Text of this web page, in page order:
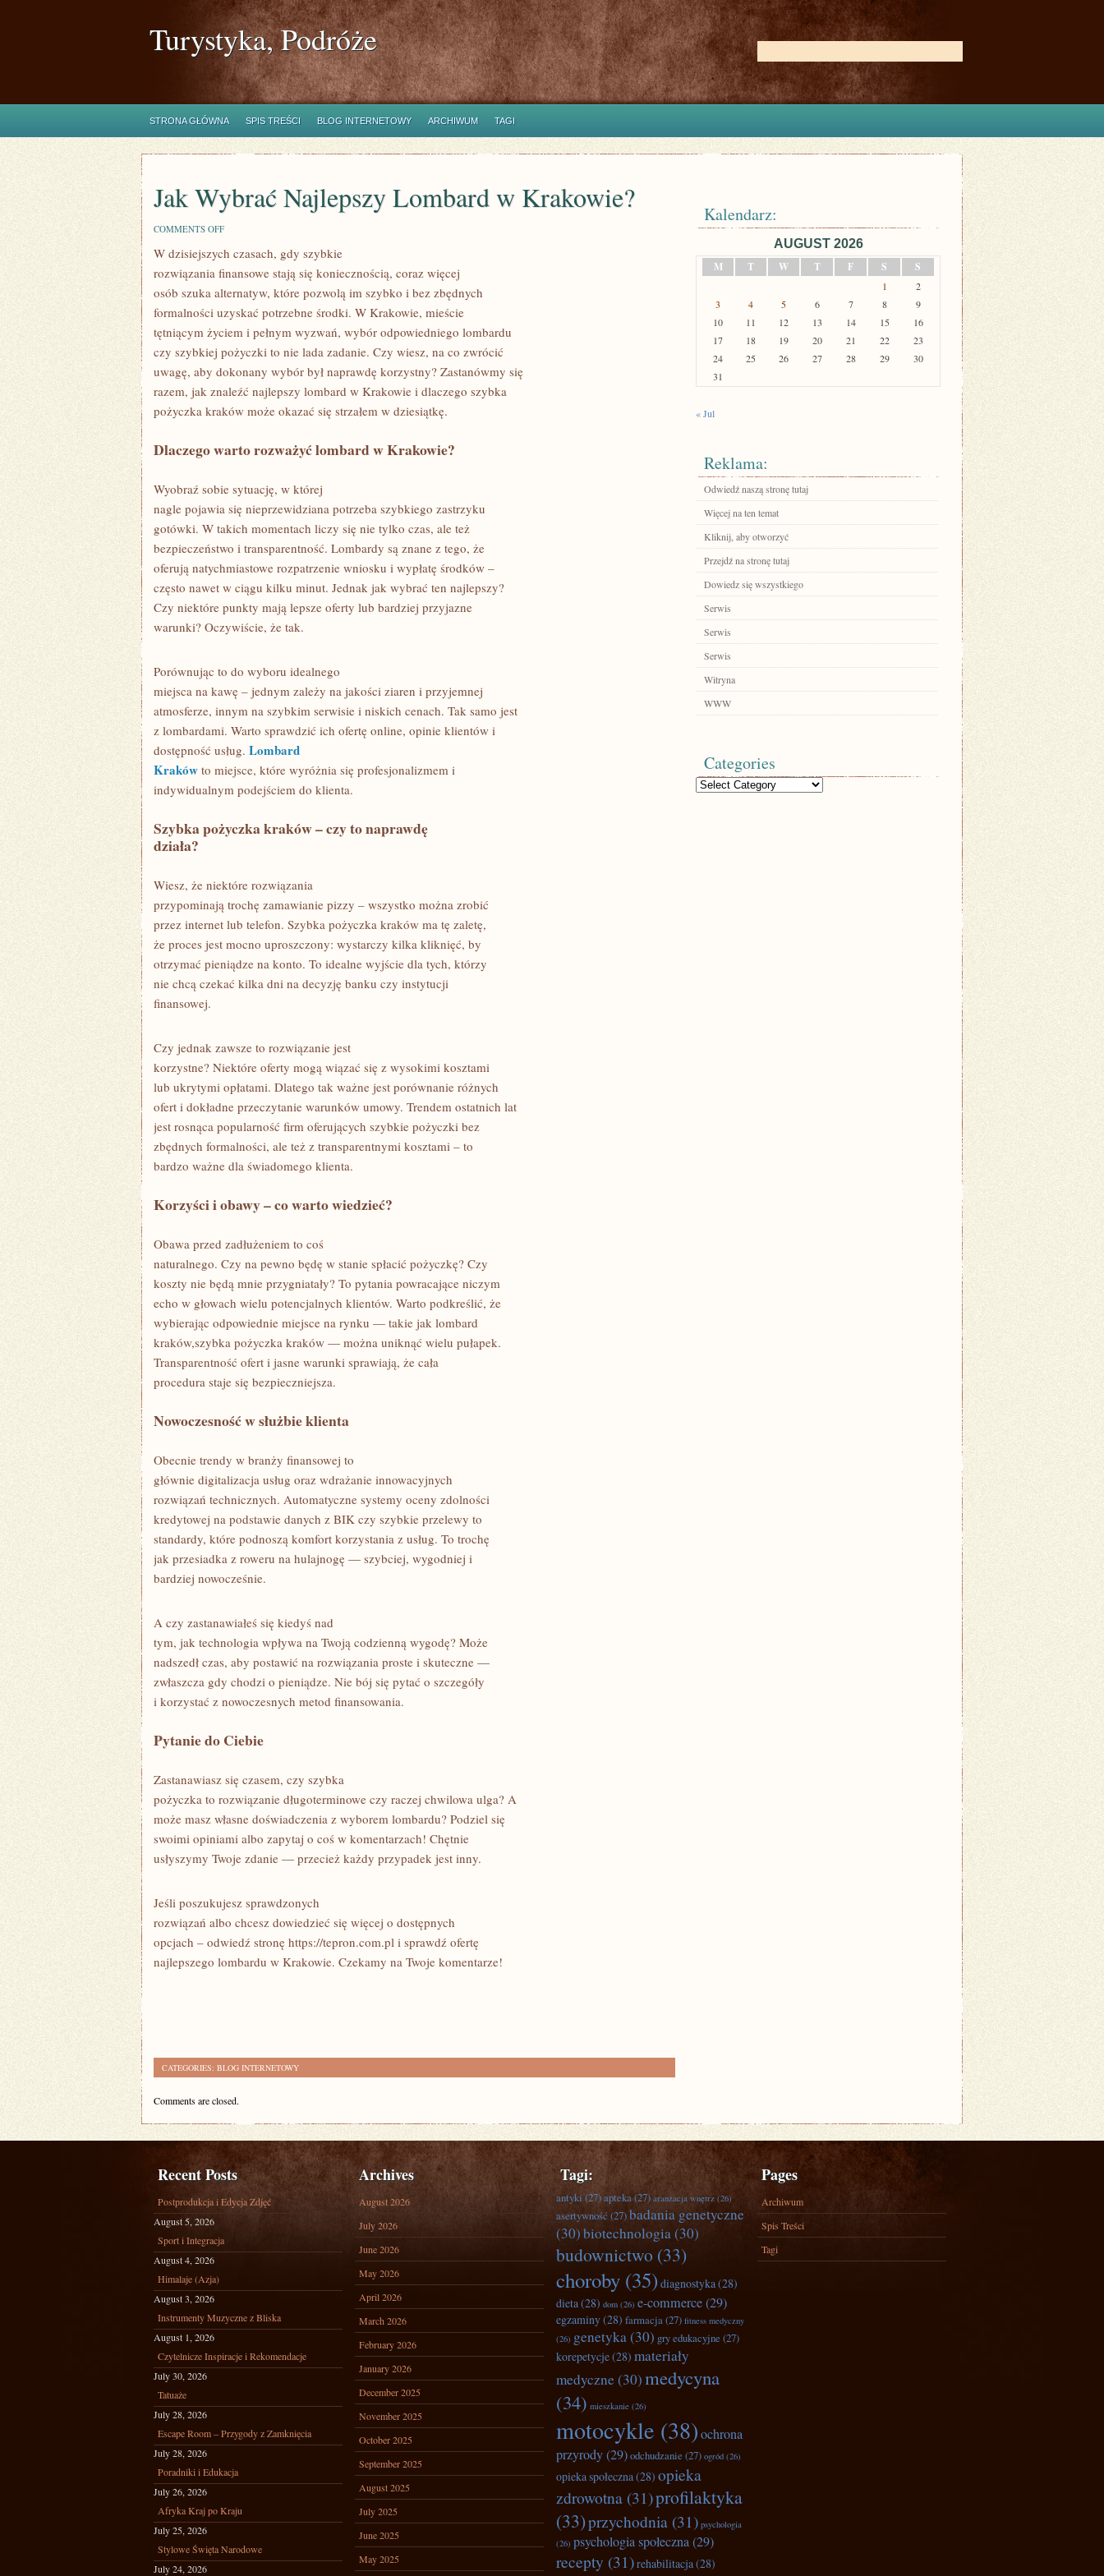
Turystyka, Podróże
STRONA GŁÓWNA SPIS TREŚCI BLOG INTERNETOWY ARCHIWUM TAGI
Jak Wybrać Najlepszy Lombard w Krakowie?
COMMENTS OFFON
WYBRAĆ
LOMBARD
W
KRAKOWIE?
W dzisiejszych czasach, gdy szybkie
rozwiązania finansowe stają się koniecznością, coraz więcej
osób szuka alternatyw, które pozwolą im szybko i bez zbędnych
formalności uzyskać potrzebne środki. W Krakowie, mieście
tętniącym życiem i pełnym wyzwań, wybór odpowiedniego lombardu
czy szybkiej pożyczki to nie lada zadanie. Czy wiesz, na co zwrócić
uwagę, aby dokonany wybór był naprawdę korzystny? Zastanówmy się
razem, jak znaleźć najlepszy lombard w Krakowie i dlaczego szybka
pożyczka kraków może okazać się strzałem w dziesiątkę.
Dlaczego warto rozważyć lombard w Krakowie?
Wyobraź sobie sytuację, w której
nagle pojawia się nieprzewidziana potrzeba szybkiego zastrzyku
gotówki. W takich momentach liczy się nie tylko czas, ale też
bezpieczeństwo i transparentność. Lombardy są znane z tego, że
oferują natychmiastowe rozpatrzenie wniosku i wypłatę środków –
często nawet w ciągu kilku minut. Jednak jak wybrać ten najlepszy?
Czy niektóre punkty mają lepsze oferty lub bardziej przyjazne
warunki? Oczywiście, że tak.
Porównując to do wyboru idealnego
miejsca na kawę – jednym zależy na jakości ziaren i przyjemnej
atmosferze, innym na szybkim serwisie i niskich cenach. Tak samo jest
z lombardami. Warto sprawdzić ich ofertę online, opinie klientów i
dostępność usług. Lombard
Kraków to miejsce, które wyróżnia się profesjonalizmem i
indywidualnym podejściem do klienta.
Szybka pożyczka kraków – czy to naprawdę
działa?
Wiesz, że niektóre rozwiązania
przypominają trochę zamawianie pizzy – wszystko można zrobić
przez internet lub telefon. Szybka pożyczka kraków ma tę zaletę,
że proces jest mocno uproszczony: wystarczy kilka kliknięć, by
otrzymać pieniądze na konto. To idealne wyjście dla tych, którzy
nie chcą czekać kilka dni na decyzję banku czy instytucji
finansowej.
Czy jednak zawsze to rozwiązanie jest
korzystne? Niektóre oferty mogą wiązać się z wysokimi kosztami
lub ukrytymi opłatami. Dlatego tak ważne jest porównanie różnych
ofert i dokładne przeczytanie warunków umowy. Trendem ostatnich lat
jest rosnąca popularność firm oferujących szybkie pożyczki bez
zbędnych formalności, ale też z transparentnymi kosztami – to
bardzo ważne dla świadomego klienta.
Korzyści i obawy – co warto wiedzieć?
Obawa przed zadłużeniem to coś
naturalnego. Czy na pewno będę w stanie spłacić pożyczkę? Czy
koszty nie będą mnie przygniatały? To pytania powracające niczym
echo w głowach wielu potencjalnych klientów. Warto podkreślić, że
wybierając odpowiednie miejsce na rynku — takie jak lombard
kraków,szybka pożyczka kraków — można uniknąć wielu pułapek.
Transparentność ofert i jasne warunki sprawiają, że cała
procedura staje się bezpieczniejsza.
Nowoczesność w służbie klienta
Obecnie trendy w branży finansowej to
głównie digitalizacja usług oraz wdrażanie innowacyjnych
rozwiązań technicznych. Automatyczne systemy oceny zdolności
kredytowej na podstawie danych z BIK czy szybkie przelewy to
standardy, które podnoszą komfort korzystania z usług. To trochę
jak przesiadka z roweru na hulajnogę — szybciej, wygodniej i
bardziej nowocześnie.
A czy zastanawiałeś się kiedyś nad
tym, jak technologia wpływa na Twoją codzienną wygodę? Może
nadszedł czas, aby postawić na rozwiązania proste i skuteczne —
zwłaszcza gdy chodzi o pieniądze. Nie bój się pytać o szczegóły
i korzystać z nowoczesnych metod finansowania.
Pytanie do Ciebie
Zastanawiasz się czasem, czy szybka
pożyczka to rozwiązanie długoterminowe czy raczej chwilowa ulga? A
może masz własne doświadczenia z wyborem lombardu? Podziel się
swoimi opiniami albo zapytaj o coś w komentarzach! Chętnie
usłyszymy Twoje zdanie — przecież każdy przypadek jest inny.
Jeśli poszukujesz sprawdzonych
rozwiązań albo chcesz dowiedzieć się więcej o dostępnych
opcjach – odwiedź stronę https://tepron.com.pl i sprawdź ofertę
najlepszego lombardu w Krakowie. Czekamy na Twoje komentarze!
CATEGORIES: BLOG INTERNETOWY
Comments are closed.
Kalendarz:
AUGUST 2026
M
T W T F S S
1
2
3
4 5 6 7 8
9
10
11 12 13 14 15
16
17
18 19 20 21 22
23
24
25 26 27 28 29
30
31
« Jul
Reklama:
Odwiedź naszą stronę tutaj
Więcej na ten temat
Kliknij, aby otworzyć
Przejdź na stronę tutaj
Dowiedz się wszystkiego
Serwis
Serwis
Serwis
Witryna
WWW
Categories
Categories
Recent Posts
Postprodukcja i Edycja Zdjęć
August 5, 2026
Sport i Integracja
August 4, 2026
Himalaje (Azja)
August 3, 2026
Instrumenty Muzyczne z Bliska
August 1, 2026
Czytelnicze Inspiracje i Rekomendacje
July 30, 2026
Tatuaże
July 28, 2026
Escape Room – Przygody z Zamknięcia
July 28, 2026
Poradniki i Edukacja
July 26, 2026
Afryka Kraj po Kraju
July 25, 2026
Stylowe Święta Narodowe
July 24, 2026
Archives
August 2026
July 2026
June 2026
May 2026
April 2026
March 2026
February 2026
January 2026
December 2025
November 2025
October 2025
September 2025
August 2025
July 2025
June 2025
May 2025
Tagi:
antyki(27)apteka(27) aranżacja wnętrz (26)
asertywność (27)badania genetyczne
(30)biotechnologia(30)
budownictwo (33)
choroby (35) diagnostyka(28)
dieta(28) dom (26) e-commerce(29)
egzaminy(28) farmacja(27) fitness medyczny
(26) genetyka(30) gry edukacyjne (27)
korepetycje(28) materiały
medyczne (30)medycyna
(34) mieszkanie (26)
motocykle (38)ochrona
przyrody(29)odchudzanie (27) ogród (26)
opieka społeczna(28) opieka
zdrowotna (31)profilaktyka
(33)przychodnia (31) psychologia
(26) psychologia społeczna(29)
recepty (31)rehabilitacja(28)
Pages
Archiwum
Spis Treści
Tagi